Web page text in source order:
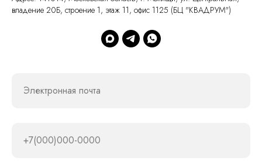
владение 20Б, строение 1, этаж 11, офис 1125 (БЦ "КВАДРУМ")
Электронная почта
+7(000)000-0000